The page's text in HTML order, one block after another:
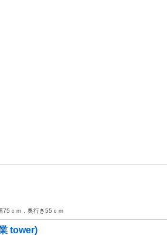
75ｃｍ，奥行き55ｃｍ
tower)